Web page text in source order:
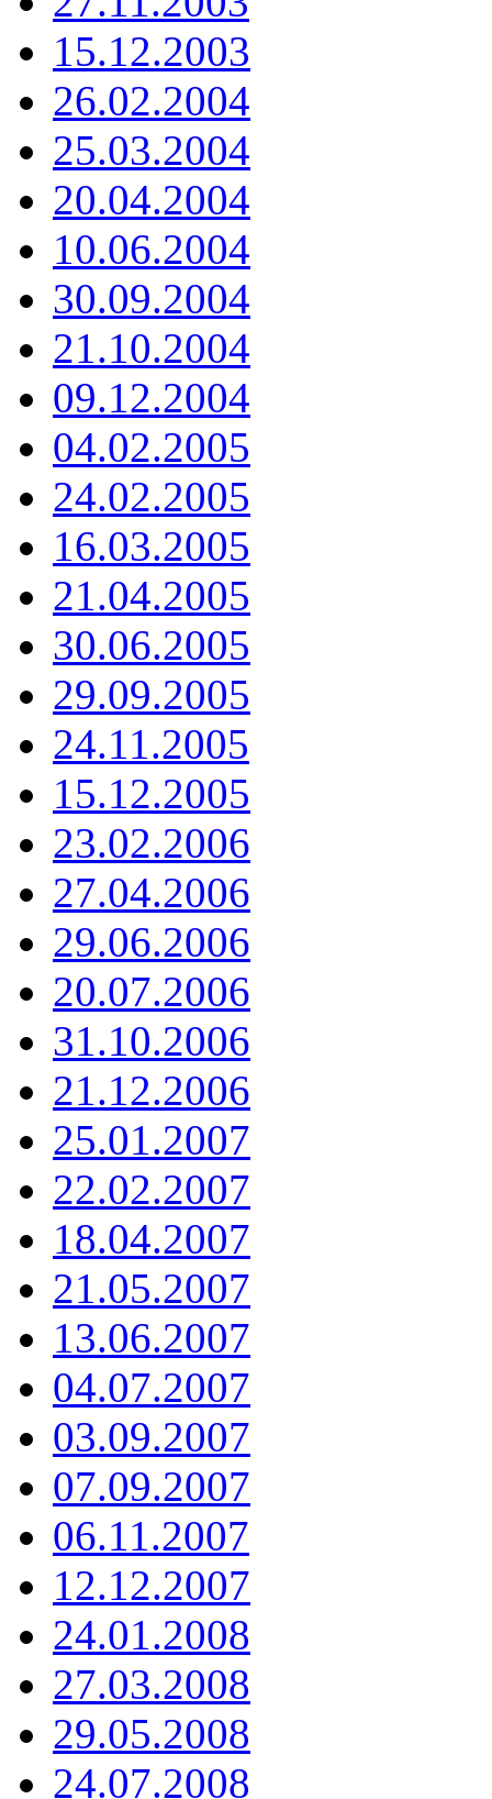
15.12.2003
26.02.2004
25.03.2004
20.04.2004
10.06.2004
30.09.2004
21.10.2004
09.12.2004
04.02.2005
24.02.2005
16.03.2005
21.04.2005
30.06.2005
29.09.2005
24.11.2005
15.12.2005
23.02.2006
27.04.2006
29.06.2006
20.07.2006
31.10.2006
21.12.2006
25.01.2007
22.02.2007
18.04.2007
21.05.2007
13.06.2007
04.07.2007
03.09.2007
07.09.2007
06.11.2007
12.12.2007
24.01.2008
27.03.2008
29.05.2008
24.07.2008